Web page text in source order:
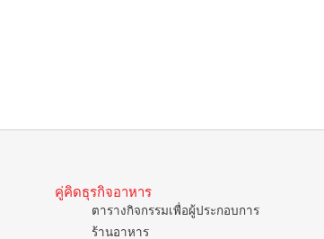
คู่คิดธุรกิจอาหาร
ตารางกิจกรรมเพื่อผู้ประกอบการ
ร้านอาหาร